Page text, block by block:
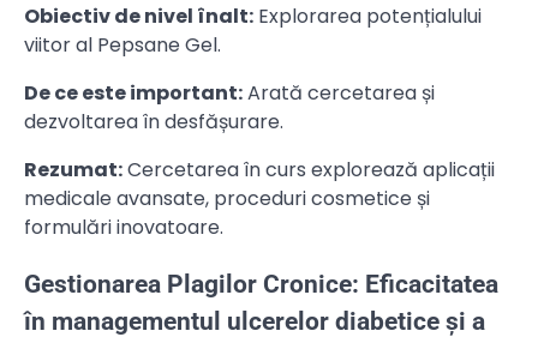
Obiectiv de nivel înalt: Explorarea potențialului
viitor al Pepsane Gel.
De ce este important:Arată cercetarea și
dezvoltarea în desfășurare.
Rezumat:Cercetarea în curs explorează aplicații
medicale avansate, proceduri cosmetice și
formulări inovatoare.
Gestionarea Plagilor Cronice: Eficacitatea
în managementul ulcerelor diabetice și a